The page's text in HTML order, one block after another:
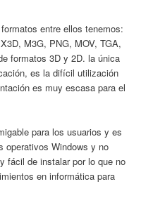
entre ellos tenemos:
M3G, PNG, MOV, TGA,
formatos 3D y 2D. la única
es la difícil utilización
es muy escasa para el
para los usuarios y es
operativos Windows y no
fácil de instalar por lo que no
en informática para